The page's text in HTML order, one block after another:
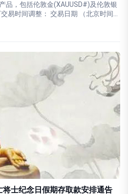
品，包括伦敦金(XAUUSD#)及伦敦银
易时间调整： 交易日期 （北京时间...
士纪念日假期存取款安排通告